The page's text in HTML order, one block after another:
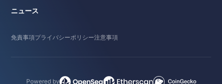
ニュース
免責事項プライバシーポリシー注意事項
Powered by